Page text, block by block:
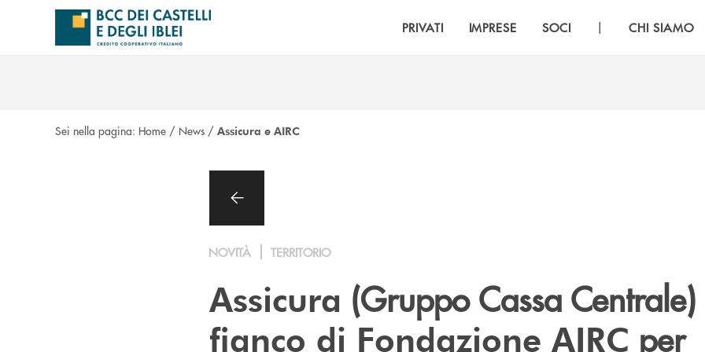
Salta al contenuto principale
PRIVATI IMPRESE SOCI | CHI SIAMO
Sei nella pagina: Home / News / Assicura e AIRC
NOVITÀ TERRITORIO
Assicura (Gruppo Cassa Centrale)
fianco di Fondazione AIRC per